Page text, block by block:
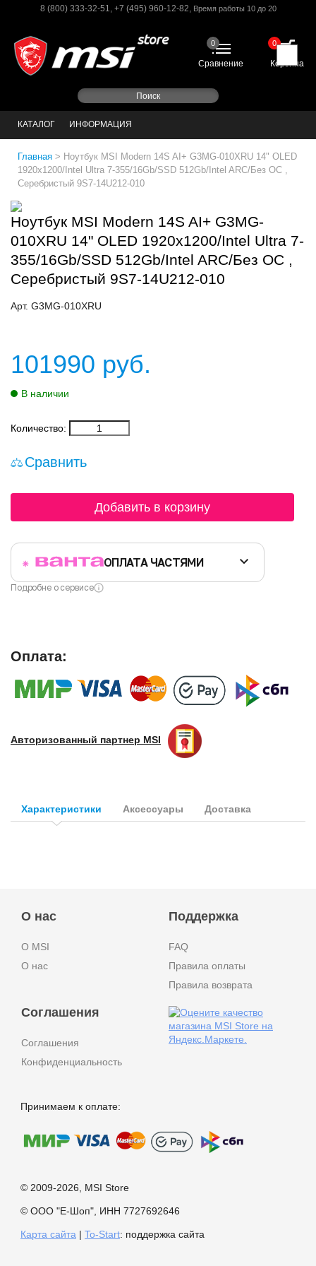
8 (800) 333-32-51, +7 (495) 960-12-82, Время работы 10 до 20
0
Корзина
0
Сравнение
КАТАЛОГ ИНФОРМАЦИЯ
Главная > Ноутбук MSI Modern 14S AI+ G3MG-010XRU 14" OLED
1920x1200/Intel Ultra 7-355/16Gb/SSD 512Gb/Intel ARC/Без ОС ,
Серебристый 9S7-14U212-010
Ноутбук MSI Modern 14S AI+ G3MG-
010XRU 14" OLED 1920x1200/Intel Ultra 7-
355/16Gb/SSD 512Gb/Intel ARC/Без ОС ,
Серебристый 9S7-14U212-010
Арт. G3MG-010XRU
101990 руб.
В наличии
Количество:
Сравнить
Добавить в корзину
ОПЛАТА ЧАСТЯМИ
Подробне о сервисе
Оплата:
Авторизованный партнер MSI
Характеристики Аксессуары Доставка
О нас
О MSI
О нас
Поддержка
FAQ
Правила оплаты
Правила возврата
Соглашения
Соглашения
Конфиденциальность
Принимаем к оплате:
© 2009-2026, MSI Store
© ООО "Е-Шоп", ИНН 7727692646
Карта сайта | To-Start: поддержка сайта